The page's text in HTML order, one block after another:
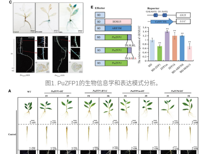
图1. PuZFP1的生物信息学和表达模式分析。